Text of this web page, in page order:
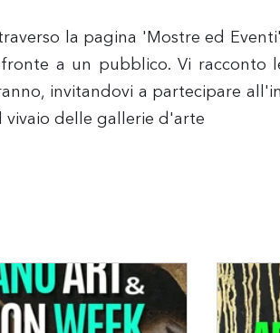
la pagina 'Mostre ed
a un pubblico. Vi racconto
invitandovi a partecipare
vivaio delle gallerie d'arte